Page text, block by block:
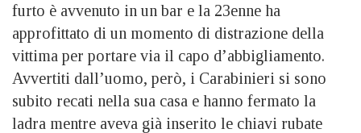
furto è avvenuto in un bar e la 23enne ha
approfittato di un momento di distrazione della
vittima per portare via il capo d’abbigliamento.
Avvertiti dall’uomo, però, i Carabinieri si sono
subito recati nella sua casa e hanno fermato la
ladra mentre aveva già inserito le chiavi rubate